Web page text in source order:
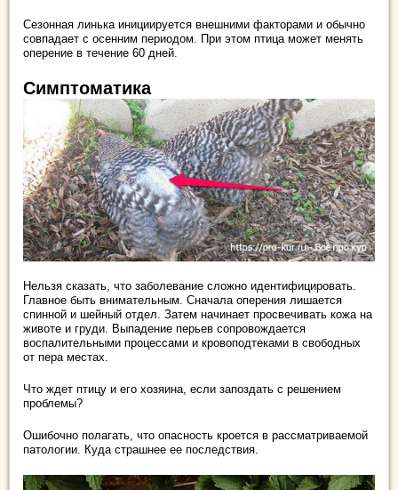
Сезонная линька инициируется внешними факторами и обычно
совпадает с осенним периодом. При этом птица может менять
оперение в течение 60 дней.
Симптоматика
Нельзя сказать, что заболевание сложно идентифицировать.
Главное быть внимательным. Сначала оперения лишается
спинной и шейный отдел. Затем начинает просвечивать кожа на
животе и груди. Выпадение перьев сопровождается
воспалительными процессами и кровоподтеками в свободных
от пера местах.
Что ждет птицу и его хозяина, если запоздать с решением
проблемы?
Ошибочно полагать, что опасность кроется в рассматриваемой
патологии. Куда страшнее ее последствия.